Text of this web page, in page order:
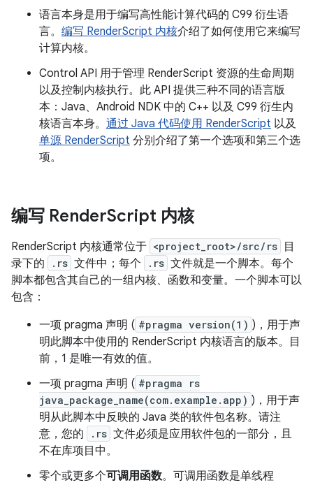
语言本身是用于编写高性能计算代码的 C99 衍生语
言。 编写 RenderScript 内核介绍了如何使用它来编写
计算内核。
Control API 用于管理 RenderScript 资源的生命周期
以及控制内核执行。 此 API 提供三种不同的语言版
本：Java、Android NDK 中的 C++ 以及 C99 衍生内
核语言本身。 通过 Java 代码使用 RenderScript 以及
单源 RenderScript 分别介绍了第一个选项和第三个选
项。
编写 RenderScript 内核
RenderScript 内核通常位于 <project_root>/src/rs
目
录下的
.rs 文件中；每个 .rs 文件就是一个脚本。 每个
脚本都包含其自己的一组内核、函数和变量。一个脚本可以
包含：
一项 pragma 声明 ( #pragma version(1) )，用于声
明此脚本中使用的 RenderScript 内核语言的版本。目
前，1 是唯一有效的值。
一项 pragma 声明 ( #pragma rs
java_package_name(com.example.app) )，用于声
明从此脚本中反映的 Java 类的软件包名称。请注
意，您的
.rs 文件必须是应用软件包的一部分，且
不在库项目中。
零个或更多个可调用函数。 可调用函数是单线程